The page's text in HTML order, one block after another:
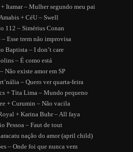
Itamar – Mulher segundo meu pai
+ CéU – Swell
112 – Simérius Conan
Esse trem não improvisa
Baptista – I don’t care
– É como está
Não existe amor em SP
– Quero ver quarta-feira
+ Tita Lima – Mundo pequeno
+ Curumin – Não vacila
+ Karina Buhr – All faya
Pessoa – Faut de tout
nação do amor (april child)
– Onde foi que nunca vem